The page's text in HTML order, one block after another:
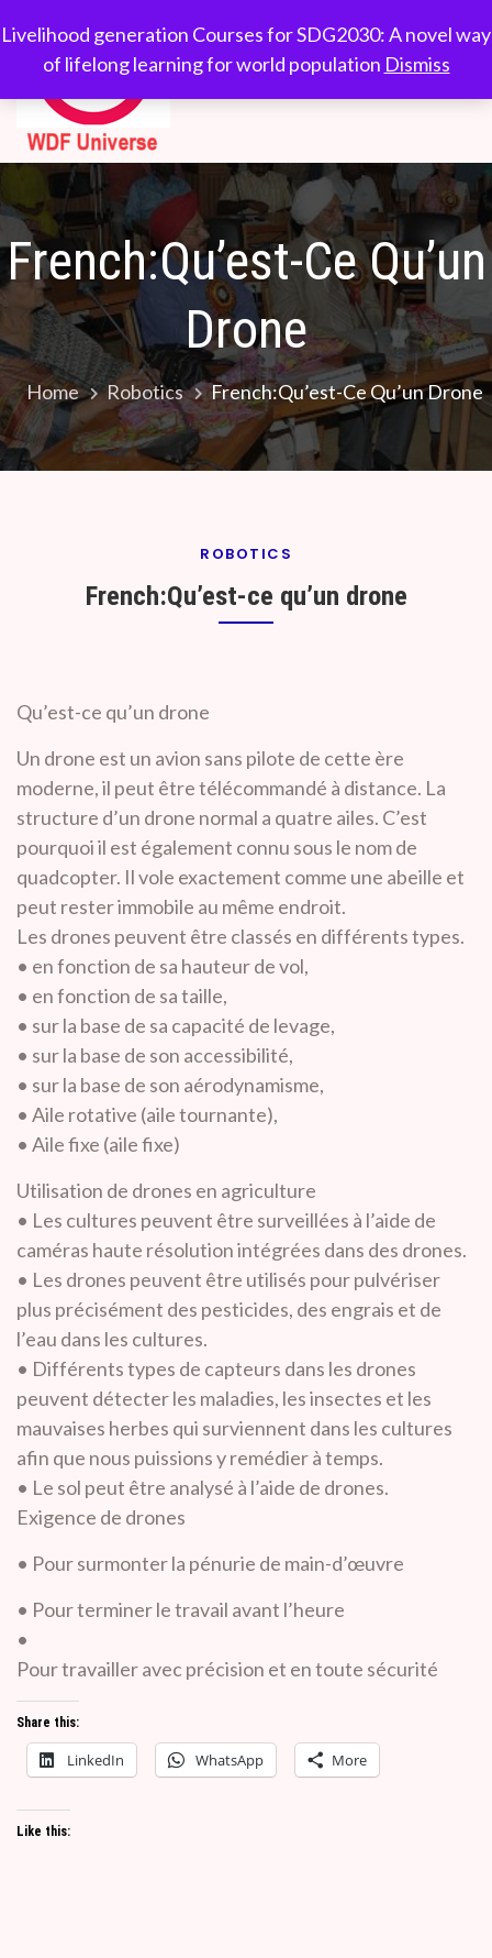
Livelihood generation Courses for SDG2030: A novel way
of lifelong learning for world population Dismiss
to
content
WDF
Universe
Courses for
SDG2030: A novel
population
French:Qu’est-Ce Qu’un
Drone
Home Robotics French:Qu’est-Ce Qu’un Drone
ROBOTICS
French:Qu’est-ce qu’un drone
Qu’est-ce qu’un drone
Un drone est un avion sans pilote de cette ère
moderne, il peut être télécommandé à distance. La
structure d’un drone normal a quatre ailes. C’est
pourquoi il est également connu sous le nom de
quadcopter. Il vole exactement comme une abeille et
peut rester immobile au même endroit.
Les drones peuvent être classés en différents types.
• en fonction de sa hauteur de vol,
• en fonction de sa taille,
• sur la base de sa capacité de levage,
• sur la base de son accessibilité,
• sur la base de son aérodynamisme,
• Aile rotative (aile tournante),
• Aile fixe (aile fixe)
Utilisation de drones en agriculture
• Les cultures peuvent être surveillées à l’aide de
caméras haute résolution intégrées dans des drones.
• Les drones peuvent être utilisés pour pulvériser
plus précisément des pesticides, des engrais et de
l’eau dans les cultures.
• Différents types de capteurs dans les drones
peuvent détecter les maladies, les insectes et les
mauvaises herbes qui surviennent dans les cultures
afin que nous puissions y remédier à temps.
• Le sol peut être analysé à l’aide de drones.
Exigence de drones
• Pour surmonter la pénurie de main-d’œuvre
• Pour terminer le travail avant l’heure
•
Pour travailler avec précision et en toute sécurité
Share this:
LinkedIn WhatsApp More
Like this: